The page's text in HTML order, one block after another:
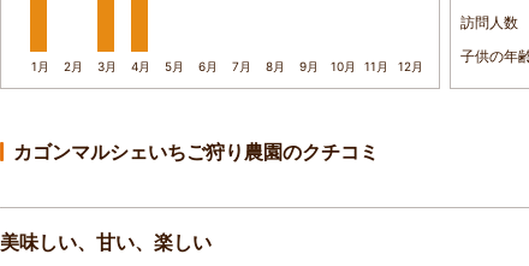
1月 2月 3月 4月 5月 6月 7月 8月 9月 10月 11月 12月
訪問人数
子供の年
カゴンマルシェいちご狩り農園のクチコミ
美味しい、甘い、楽しい